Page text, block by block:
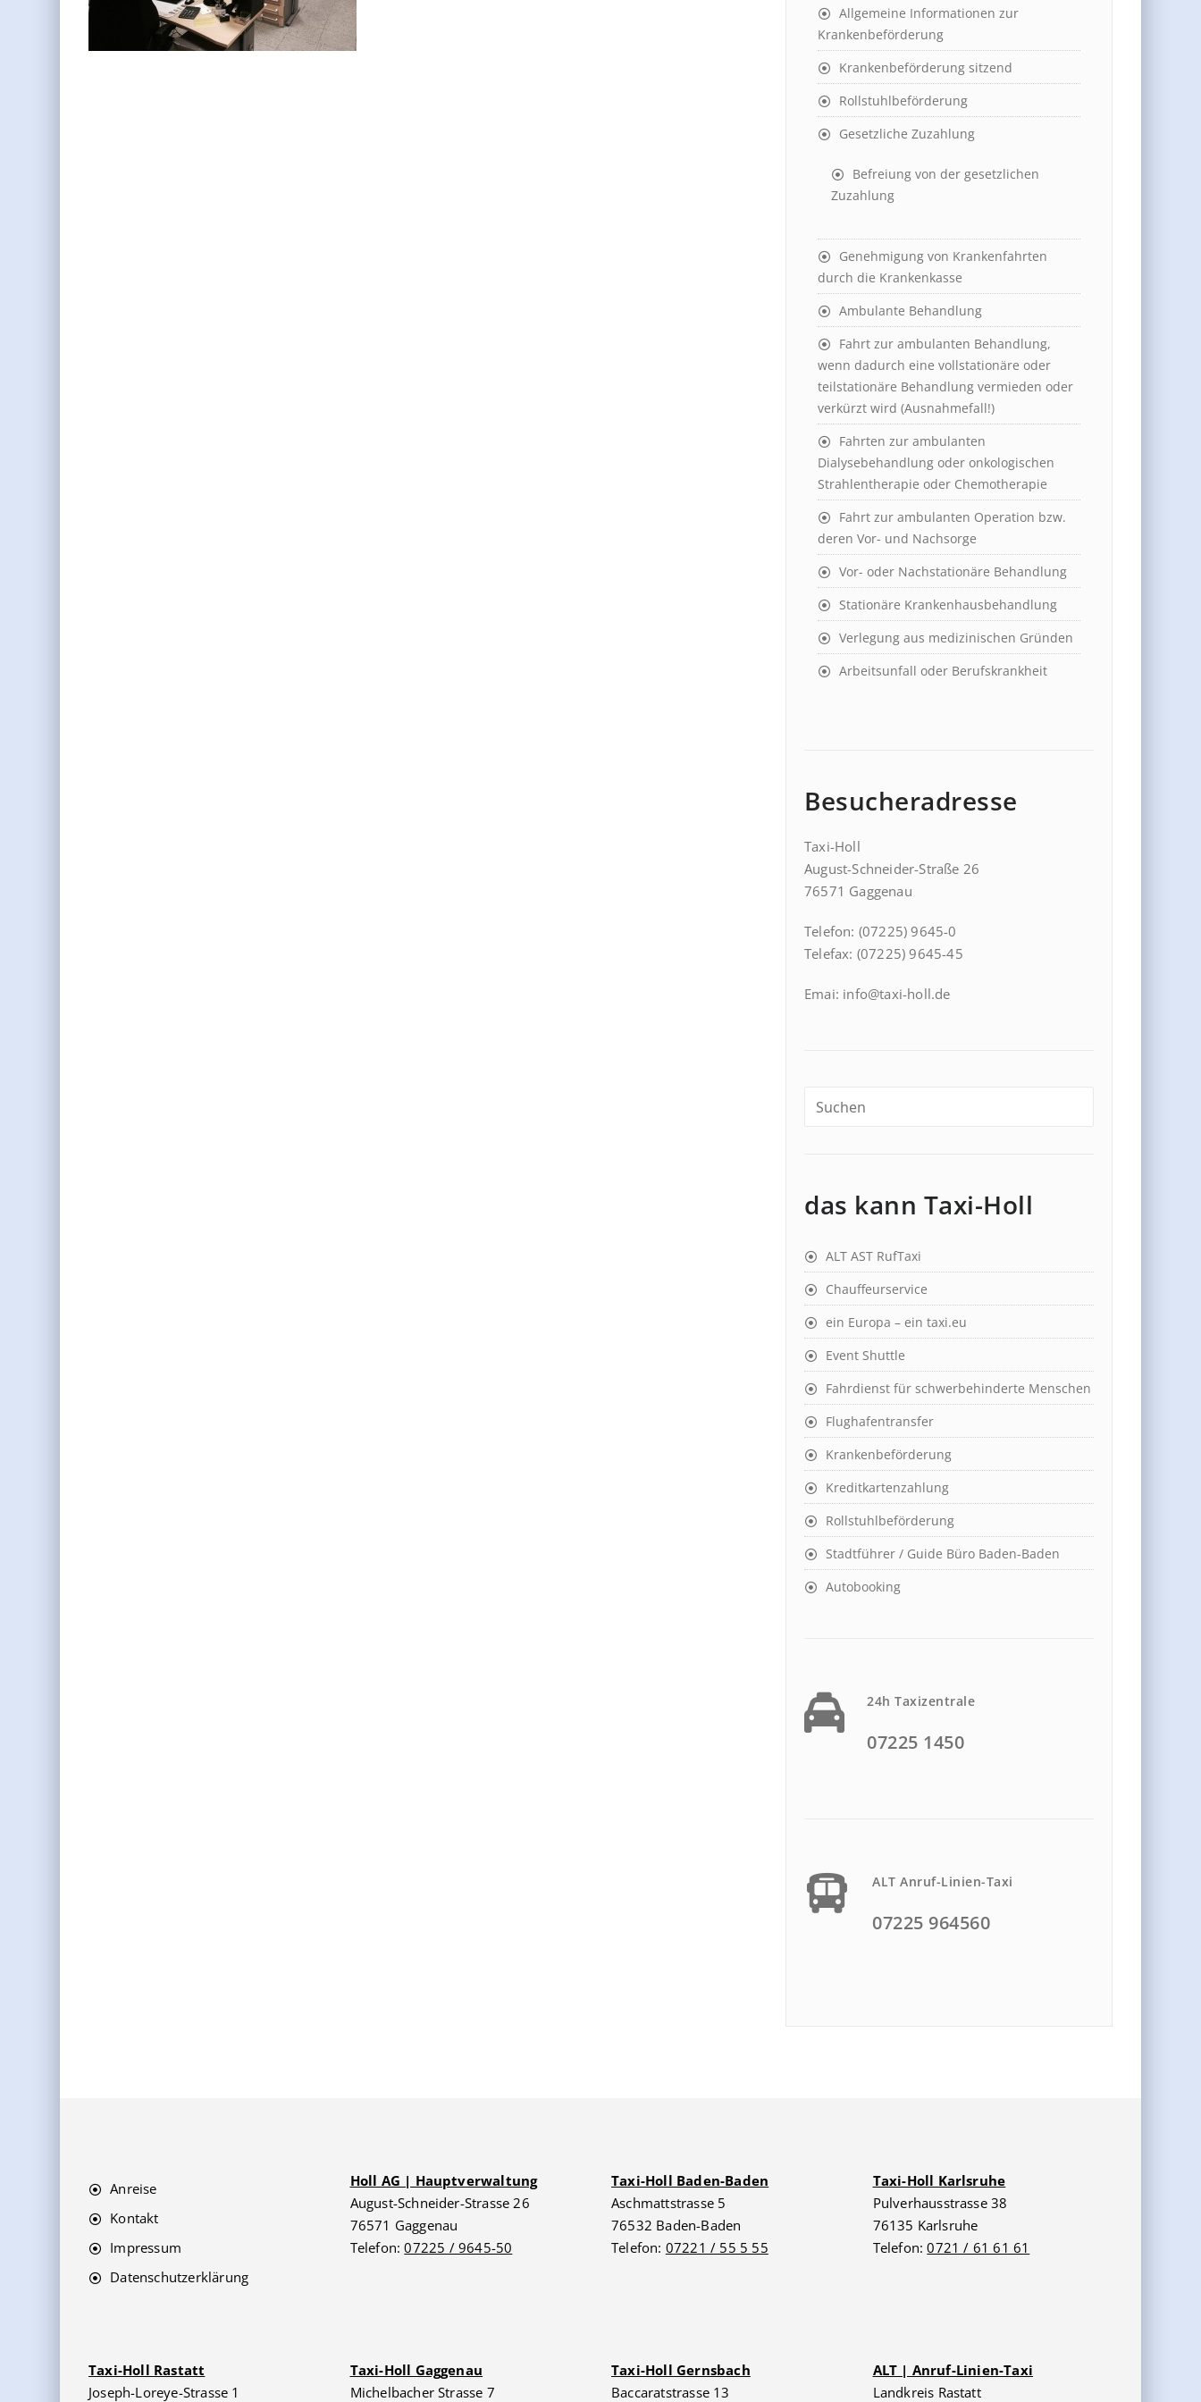
Allgemeine Informationen zur
Krankenbeförderung
Krankenbeförderung sitzend
Rollstuhlbeförderung
Gesetzliche Zuzahlung
Befreiung von der gesetzlichen
Zuzahlung
Genehmigung von Krankenfahrten
durch die Krankenkasse
Ambulante Behandlung
Fahrt zur ambulanten Behandlung,
wenn dadurch eine vollstationäre oder
teilstationäre Behandlung vermieden oder
verkürzt wird (Ausnahmefall!)
Fahrten zur ambulanten
Dialysebehandlung oder onkologischen
Strahlentherapie oder Chemotherapie
Fahrt zur ambulanten Operation bzw.
deren Vor- und Nachsorge
Vor- oder Nachstationäre Behandlung
Stationäre Krankenhausbehandlung
Verlegung aus medizinischen Gründen
Arbeitsunfall oder Berufskrankheit
Besucheradresse
Taxi-Holl
August-Schneider-Straße 26
76571 Gaggenau
Telefon: (07225) 9645-0
Telefax: (07225) 9645-45
Emai: info@taxi-holl.de
das kann Taxi-Holl
ALT AST RufTaxi
Chauffeurservice
ein Europa – ein taxi.eu
Event Shuttle
Fahrdienst für schwerbehinderte Menschen
Flughafentransfer
Krankenbeförderung
Kreditkartenzahlung
Rollstuhlbeförderung
Stadtführer / Guide Büro Baden-Baden
Autobooking
24h Taxizentrale
07225 1450
ALT Anruf-Linien-Taxi
07225 964560
Anreise
Kontakt
Impressum
Datenschutzerklärung
Holl AG | Hauptverwaltung
August-Schneider-Strasse 26
76571 Gaggenau
Telefon:07225 / 9645-50
Taxi-Holl Baden-Baden
Aschmattstrasse 5
76532 Baden-Baden
Telefon: 07221 / 55 5 55
Taxi-Holl Karlsruhe
Pulverhausstrasse 38
76135 Karlsruhe
Telefon:0721 / 61 61 61
Taxi-Holl Rastatt
Joseph-Loreye-Strasse 1
Taxi-Holl Gaggenau
Michelbacher Strasse 7
Taxi-Holl Gernsbach
Baccaratstrasse 13
ALT | Anruf-Linien-Taxi
Landkreis Rastatt